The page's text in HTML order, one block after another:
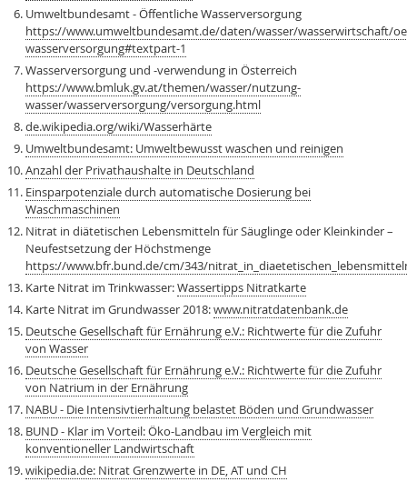
Umweltbundesamt - Öffentliche Wasserversorgung
https://www.umweltbundesamt.de/daten/wasser/wasserwirtschaft/
wasserversorgung#textpart-1
Wasserversorgung und -verwendung in Österreich
https://www.bmluk.gv.at/themen/wasser/nutzung-
wasser/wasserversorgung/versorgung.html
de.wikipedia.org/wiki/Wasserhärte
Umweltbundesamt: Umweltbewusst waschen und reinigen
Anzahl der Privathaushalte in Deutschland
Einsparpotenziale durch automatische Dosierung bei
Waschmaschinen
Nitrat in diätetischen Lebensmitteln für Säuglinge oder Kleinkinder –
Neufestsetzung der Höchstmenge
https://www.bfr.bund.de/cm/343/
Karte Nitrat im Trinkwasser:Wassertipps Nitratkarte
Karte Nitrat im Grundwasser 2018:www.nitratdatenbank.de
Deutsche Gesellschaft für Ernährung e.V.: Richtwerte für die Zufuhr
von Wasser
Deutsche Gesellschaft für Ernährung e.V.: Richtwerte für die Zufuhr
von Natrium in der Ernährung
NABU - Die Intensivtierhaltung belastet Böden und Grundwasser
BUND - Klar im Vorteil: Öko-Landbau im Vergleich mit
konventioneller Landwirtschaft
wikipedia.de: Nitrat Grenzwerte in DE, AT und CH